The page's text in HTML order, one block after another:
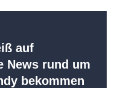
auf
News rund um
bekommen